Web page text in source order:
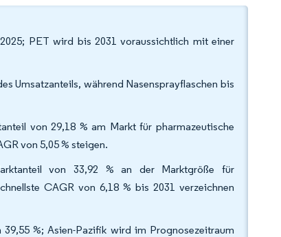
PET wird bis 2031 voraussichtlich mit einer
Umsatzanteils, während Nasensprayflaschen bis
von 29,18 % am Markt für pharmazeutische
von 5,05 % steigen.
von 33,92 % an der Marktgröße für
CAGR von 6,18 % bis 2031 verzeichnen
%; Asien-Pazifik wird im Prognosezeitraum